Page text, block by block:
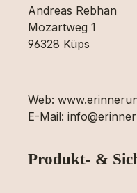
Andreas Rebhan
Mozartweg 1
96328 Küps
Web:
E-Mail:
Produkt- &